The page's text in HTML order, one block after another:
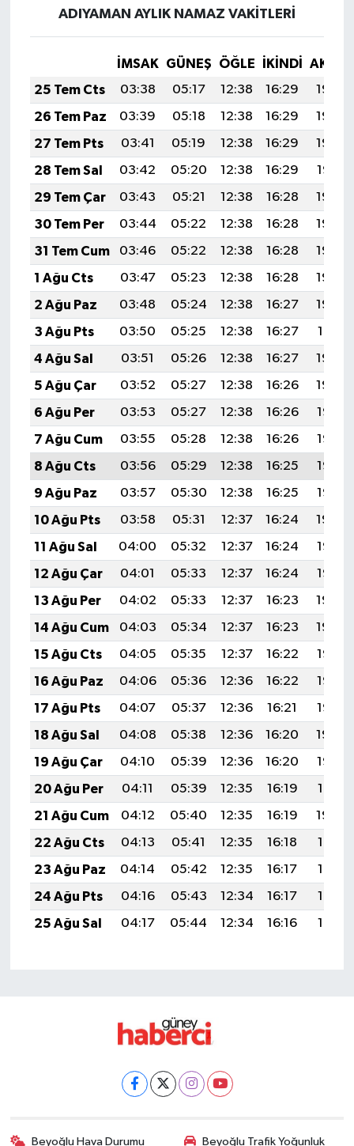
ADIYAMAN AYLIK NAMAZ VAKITLERI
İMSAK GÜNEŞ ÖĞLE İKINDI
25 Tem Cts
03:38 05:17 12:38 16:29
19:50
26 Tem Paz
03:39 05:18 12:38 16:29
19:49
27 Tem Pts
03:41 05:19 12:38 16:29
19:48
28 Tem Sal
03:42 05:20 12:38 16:29
19:47
29 Tem Çar
03:43 05:21 12:38 16:28
19:46
30 Tem Per
03:44 05:22 12:38 16:28
19:45
31 Tem Cum
03:46 05:22 12:38 16:28
19:44
1 Ağu Cts
03:47 05:23 12:38 16:28
19:43
2 Ağu Paz
03:48 05:24 12:38 16:27
19:42
3 Ağu Pts
03:50 05:25 12:38 16:27
19:41
4 Ağu Sal
03:51 05:26 12:38 16:27
19:40
5 Ağu Çar
03:52 05:27 12:38 16:26
19:39
6 Ağu Per
03:53 05:27 12:38 16:26
19:38
7 Ağu Cum
03:55 05:28 12:38 16:26
19:37
8 Ağu Cts
03:56 05:29 12:38 16:25
19:36
9 Ağu Paz
03:57 05:30 12:38 16:25
19:35
10 Ağu Pts
03:58 05:31 12:37 16:24
19:34
11 Ağu Sal
04:00 05:32 12:37 16:24
19:33
12 Ağu Çar
04:01 05:33 12:37 16:24
19:32
13 Ağu Per
04:02 05:33 12:37 16:23
19:30
14 Ağu Cum
04:03 05:34 12:37 16:23
19:29
15 Ağu Cts
04:05 05:35 12:37 16:22
19:28
16 Ağu Paz
04:06 05:36 12:36 16:22
19:27
17 Ağu Pts
04:07 05:37 12:36 16:21
19:25
18 Ağu Sal
04:08 05:38 12:36 16:20
19:24
19 Ağu Çar
04:10 05:39 12:36 16:20
19:23
20 Ağu Per
04:11 05:39 12:35 16:19
19:21
21 Ağu Cum
04:12 05:40 12:35 16:19
19:20
22 Ağu Cts
04:13 05:41 12:35 16:18
19:19
23 Ağu Paz
04:14 05:42 12:35 16:17
19:17
24 Ağu Pts
04:16 05:43 12:34 16:17
19:16
25 Ağu Sal
04:17 05:44 12:34 16:16 19:15
Beyoğlu Hava Durumu Beyoğlu Trafik Yoğunluk